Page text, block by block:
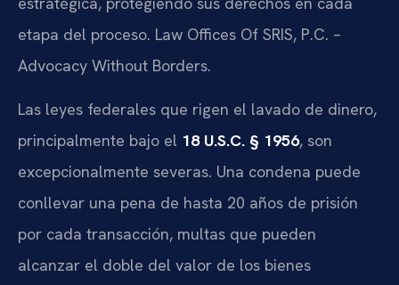
etapa del proceso. Law Offices Of SRIS, P.C. –
Advocacy Without Borders.
Las leyes federales que rigen el lavado de dinero,
principalmente bajo el 18 U.S.C. § 1956, son
excepcionalmente severas. Una condena puede
conllevar una pena de hasta 20 años de prisión
por cada transacción, multas que pueden
alcanzar el doble del valor de los bienes